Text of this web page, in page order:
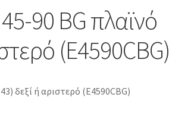
90 BG πλαϊνό
(E4590CBG)
δεξί ή αριστερό (E4590CBG)